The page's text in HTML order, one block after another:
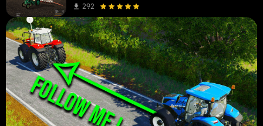
292